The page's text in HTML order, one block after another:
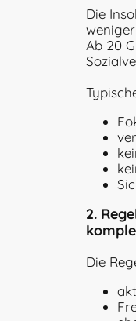
Die
Ab 20
2.
Die